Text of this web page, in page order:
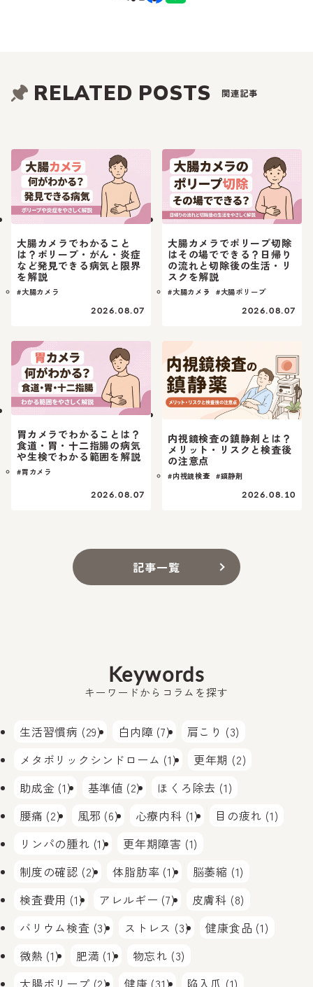
RELATED POSTS 関連記事
大腸カメラでわかること
は？ポリープ・がん・炎症
など発見できる病気と限界
を解説
#大腸カメラ
2026.08.07
大腸カメラでポリープ切除
はその場でできる？日帰り
の流れと切除後の生活・リ
スクを解説
#大腸カメラ #大腸ポリープ
2026.08.07
胃カメラでわかることは？
食道・胃・十二指腸の病気
や生検でわかる範囲を解説
#胃カメラ
2026.08.07
内視鏡検査の鎮静剤とは？
メリット・リスクと検査後
の注意点
#内視鏡検査 #鎮静剤
2026.08.10
記事一覧
Keywords
キーワードからコラムを探す
生活習慣病 (29) 白内障 (7)
肩こり (3)
メタボリックシンドローム (1)
更年期 (2)
助成金 (1)
基準値 (2)
ほくろ除去 (1)
腰痛 (2)
風邪 (6) 心療内科 (1)
目の疲れ (1)
リンパの腫れ (1)
更年期障害 (1)
制度の確認 (2)
体脂肪率 (1)
脳萎縮 (1)
検査費用 (1)
アレルギー (7)
皮膚科 (8)
バリウム検査 (3)
ストレス (3)
健康食品 (1)
微熱 (1)
肥満 (1)
物忘れ (3)
大腸ポリープ (2)
健康 (31) 陥入爪 (1)